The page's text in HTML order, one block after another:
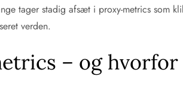
tager stadig afsæt i proxy-metrics som
verden.
– og hvorfor